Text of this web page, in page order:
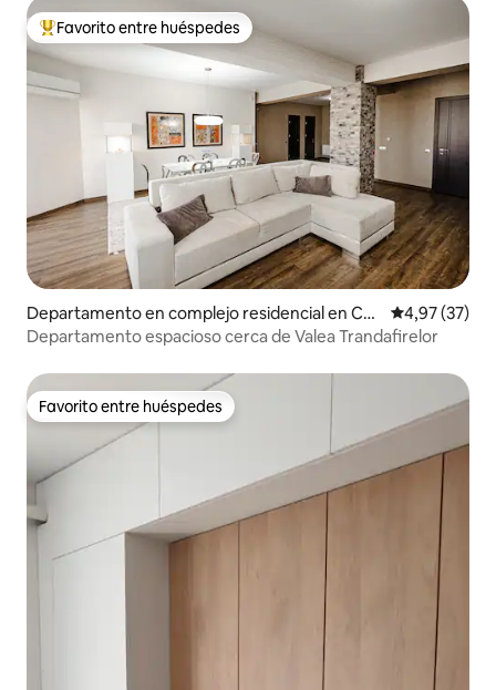
Favorito entre los huéspedes más destacados
Favorito entre huéspedes
Departamento en complejo residencial en Chi
sináu
Calificación
4,97 (37)
Departamento espacioso cerca de Valea Trandafirelor
Favorito entre huéspedes
Favorito entre huéspedes